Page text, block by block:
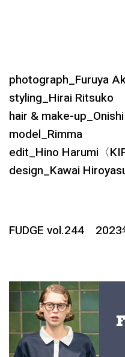
photograph_Furuya
styling_Hirai Ritsuko
hair & make-
model_Rimma
edit_Hino Harumi〈
design_Kawai
FUDGE vol.244 2023